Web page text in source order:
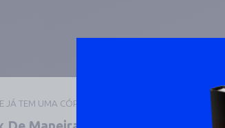
JÁ TEM UMA CÓPIA